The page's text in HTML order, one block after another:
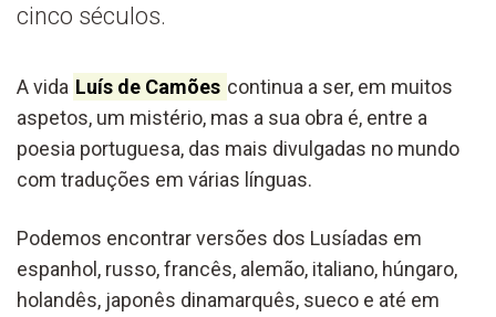
cinco séculos.
A vida Luís de Camões continua a ser, em muitos
aspetos, um mistério, mas a sua obra é, entre a
poesia portuguesa, das mais divulgadas no mundo
com traduções em várias línguas.
Podemos encontrar versões dos Lusíadas em
espanhol, russo, francês, alemão, italiano, húngaro,
holandês, japonês dinamarquês, sueco e até em